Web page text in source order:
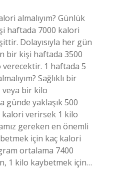
almalıyım? Günlük
haftada 7000 kalori
Dolayısıyla her gün
bir kişi haftada 3500
1 haftada 5
Sağlıklı bir
veya bir kilo
günde yaklaşık 500
kalori verirsek 1 kilo
gereken en önemli
için kaç kalori
ortalama 7400
1 kilo kaybetmek için…